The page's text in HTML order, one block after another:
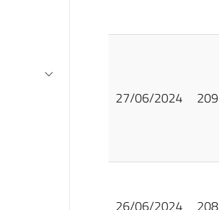
27/06/2024 209